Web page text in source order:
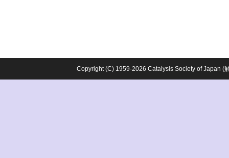
Copyright (C) 1959-2026 Catalysis Society of Japan (